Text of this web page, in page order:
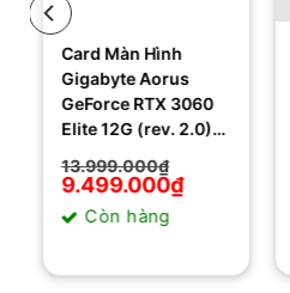
Card Màn Hình
Gigabyte Aorus
GeForce RTX 3060
Elite 12G (rev. 2.0)
E-12GD)
13.999.000₫
Giá
gốc
là:
13.999.000₫.
9.499.000₫
Giá
hiện
tại
là: Còn hàng